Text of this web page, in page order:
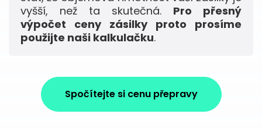
vyšší, než ta skutečná. Pro přesný
výpočet ceny zásilky proto prosíme
použijte naši kalkulačku.
Spočítejte si cenu přepravy